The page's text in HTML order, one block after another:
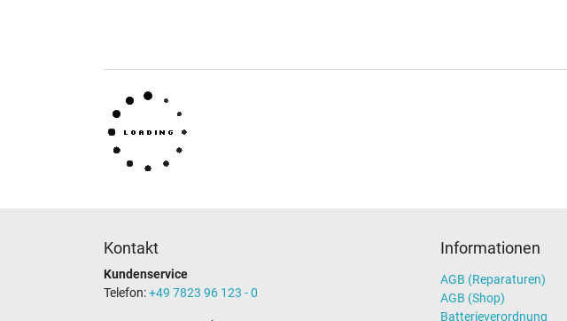
Kontakt
Kundenservice
Telefon:+49 7823 96 123 - 0
Informationen
AGB (Reparaturen)
AGB (Shop)
Batterieverordnung